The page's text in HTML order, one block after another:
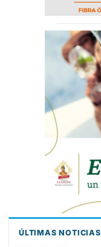
ÚLTIMAS NOTICIAS